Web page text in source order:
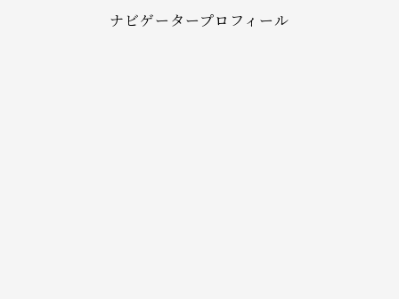
ナビゲータープロフィール